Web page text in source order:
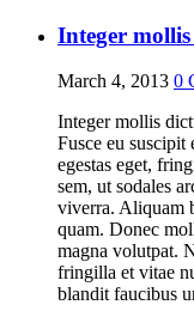
Integer
March 4, 2013 0
Integer mollis
Fusce eu suscipit
egestas eget,
sem, ut sodales
viverra. Aliquam
quam. Donec
magna volutpat.
fringilla et vitae
blandit faucibus